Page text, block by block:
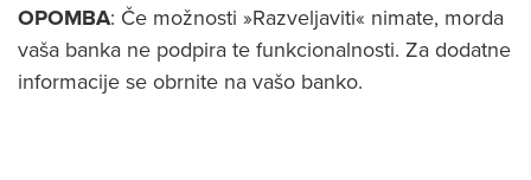
OPOMBA: Če možnosti »Razveljaviti« nimate, morda
vaša banka ne podpira te funkcionalnosti. Za dodatne
informacije se obrnite na vašo banko.